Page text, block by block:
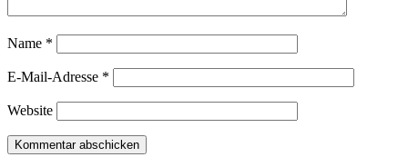
Name *
E-Mail-Adresse *
Website